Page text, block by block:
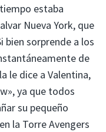
estaba
Nueva York, que
bien sorprende a los
de
le dice a Valentina,
ya que todos
su pequeño
la Torre Avengers